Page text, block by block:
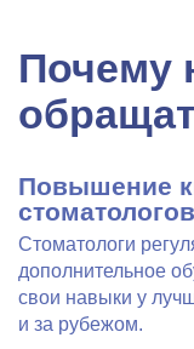
Почему
Повышение
стоматологов
Стоматологи
дополнительное
свои навыки у
и за рубежом.